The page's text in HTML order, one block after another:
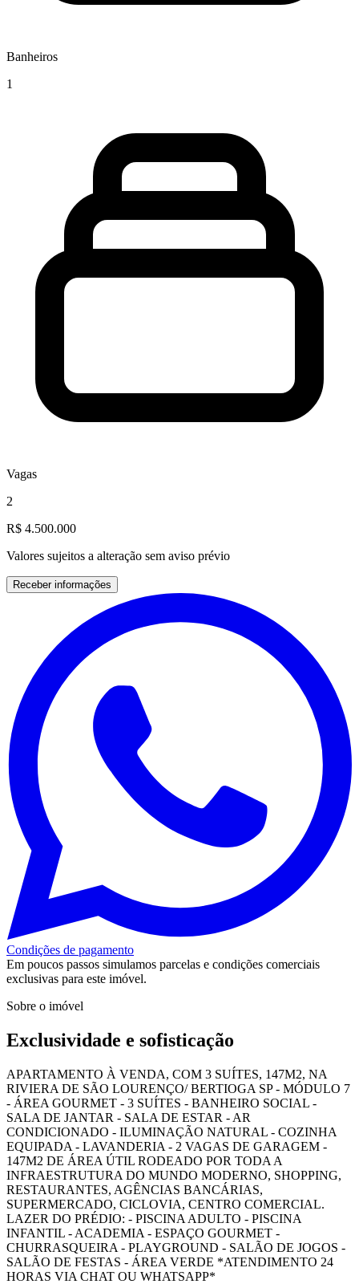
Banheiros
1
Vagas
2
R$ 4.500.000
Valores sujeitos a alteração sem aviso prévio
Receber informações
Condições de pagamento
Em poucos passos simulamos parcelas e condições comerciais
exclusivas para este imóvel.
Sobre o imóvel
Exclusividade e sofisticação
APARTAMENTO À VENDA, COM 3 SUÍTES, 147M2, NA
RIVIERA DE SÃO LOURENÇO/ BERTIOGA SP - MÓDULO 7
- ÁREA GOURMET - 3 SUÍTES - BANHEIRO SOCIAL -
SALA DE JANTAR - SALA DE ESTAR - AR
CONDICIONADO - ILUMINAÇÃO NATURAL - COZINHA
EQUIPADA - LAVANDERIA - 2 VAGAS DE GARAGEM -
147M2 DE ÁREA ÚTIL RODEADO POR TODA A
INFRAESTRUTURA DO MUNDO MODERNO, SHOPPING,
RESTAURANTES, AGÊNCIAS BANCÁRIAS,
SUPERMERCADO, CICLOVIA, CENTRO COMERCIAL.
LAZER DO PRÉDIO: - PISCINA ADULTO - PISCINA
INFANTIL - ACADEMIA - ESPAÇO GOURMET -
CHURRASQUEIRA - PLAYGROUND - SALÃO DE JOGOS -
SALÃO DE FESTAS - ÁREA VERDE *ATENDIMENTO 24
HORAS VIA CHAT OU WHATSAPP*